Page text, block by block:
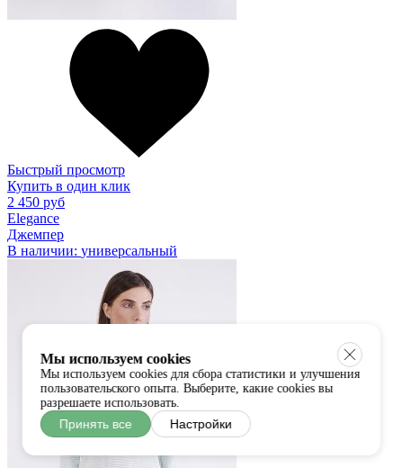
Быстрый просмотр
Купить в один клик
2 450 руб
Elegance
Джемпер
В наличии: универсальный
Мы используем cookies
Мы используем cookies для сбора статистики и улучшения
пользовательского опыта. Выберите, какие cookies вы
разрешаете использовать.
Принять все Настройки